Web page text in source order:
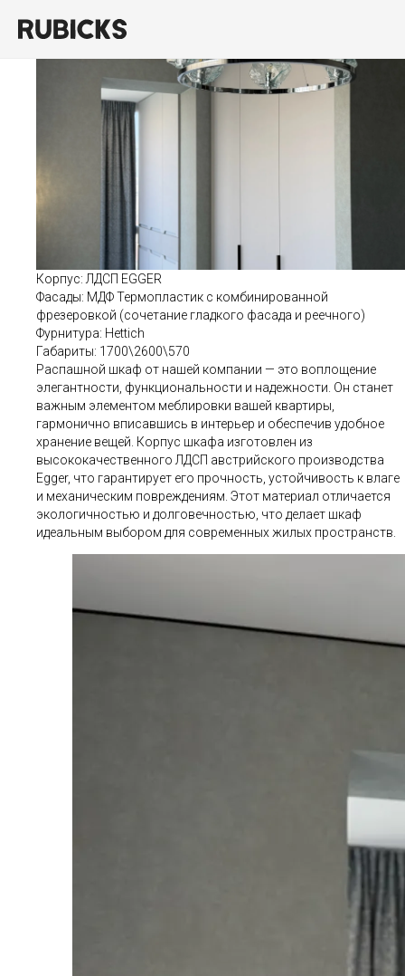
Проект 96
Корпус: ЛДСП EGGER
Фасады: МДФ Термопластик с комбинированной
фрезеровкой (сочетание гладкого фасада и реечного)
Фурнитура: Hettich
Габариты: 1700\2600\570
Распашной шкаф от нашей компании — это воплощение
элегантности, функциональности и надежности. Он станет
важным элементом меблировки вашей квартиры,
гармонично вписавшись в интерьер и обеспечив удобное
хранение вещей. Корпус шкафа изготовлен из
высококачественного ЛДСП австрийского производства
Egger, что гарантирует его прочность, устойчивость к влаге
и механическим повреждениям. Этот материал отличается
экологичностью и долговечностью, что делает шкаф
идеальным выбором для современных жилых пространств.